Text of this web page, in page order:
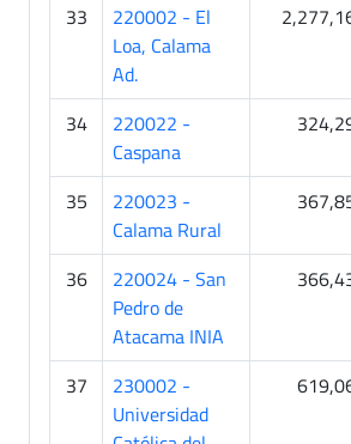
33
220002 - El
Loa, Calama
Ad.
34
220022 -
Caspana
35
220023 -
Calama Rural
36
220024 - San
Pedro de
Atacama INIA
37
230002 -
Universidad